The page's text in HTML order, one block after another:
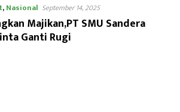
,Nasional September 14, 2025
Majikan,PT SMU Sandera
Ganti Rugi